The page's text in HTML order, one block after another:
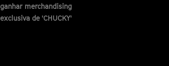
ganhar merchandising
exclusiva de 'CHUCKY'